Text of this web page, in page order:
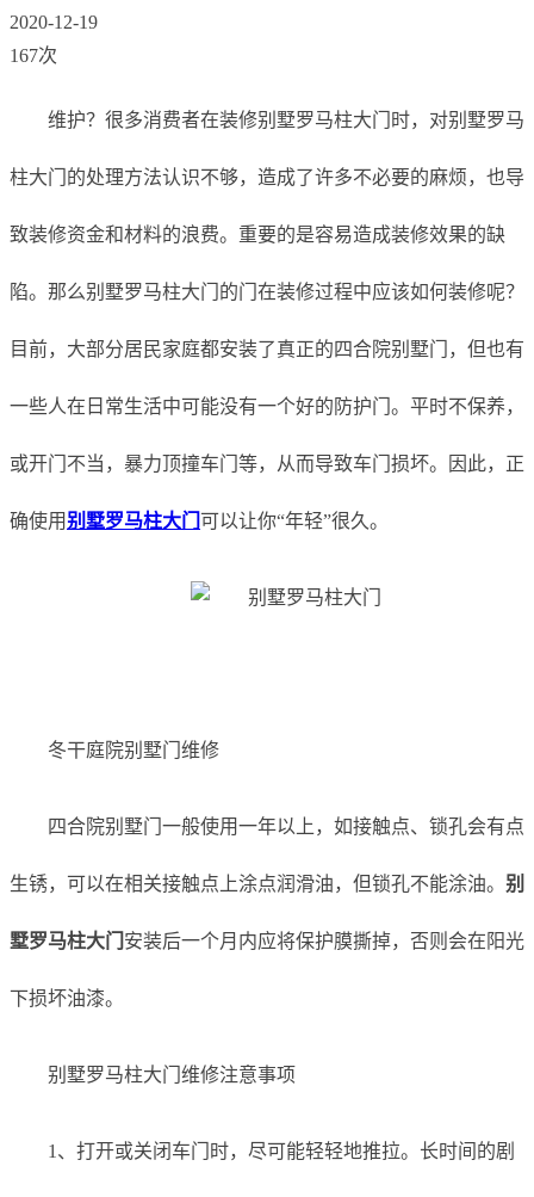
2020-12-19
167次
维护？很多消费者在装修别墅罗马柱大门时，对别墅罗马
柱大门的处理方法认识不够，造成了许多不必要的麻烦，也导
致装修资金和材料的浪费。重要的是容易造成装修效果的缺
陷。那么别墅罗马柱大门的门在装修过程中应该如何装修呢？
目前，大部分居民家庭都安装了真正的四合院别墅门，但也有
一些人在日常生活中可能没有一个好的防护门。平时不保养，
或开门不当，暴力顶撞车门等，从而导致车门损坏。因此，正
确使用别墅罗马柱大门 可以让你“年轻”很久。
冬干庭院别墅门维修
四合院别墅门一般使用一年以上，如接触点、锁孔会有点
生锈，可以在相关接触点上涂点润滑油，但锁孔不能涂油。 别
墅罗马柱大门 安装后一个月内应将保护膜撕掉，否则会在阳光
下损坏油漆。
别墅罗马柱大门维修注意事项
1、打开或关闭车门时，尽可能轻轻地推拉。长时间的剧